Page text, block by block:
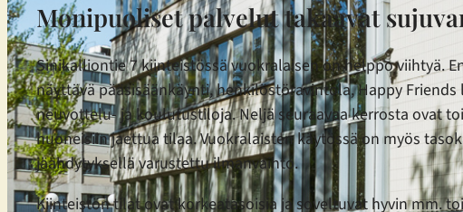
Monipuoliset palvelut takaavat
Sinikalliontie 7 kiinteistössä vuokralaisen on helppo viihtyä.
näyttävä pääsisäänkäynti, henkilöstöravintola, Happy
neuvottelu- ja koulutustiloja. Neljä seuraavaa kerrosta ovat
huoneisiin jaettua tilaa. Vuokralaisten käytössä on myös
jäähdytyksellä varustettu ilmanvaihto.
Kiinteistön tilat ovat korkeatasoisia ja soveltuvat hyvin mm.